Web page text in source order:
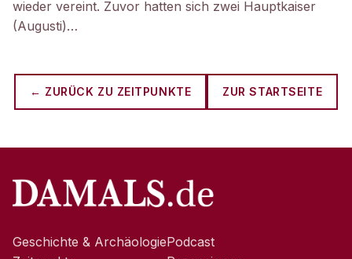
wieder vereint. Zuvor hatten sich zwei Hauptkaiser
(Augusti)…
← ZURÜCK ZU ZEITPUNKTE ZUR STARTSEITE
Geschichte & ArchäologiePodcast